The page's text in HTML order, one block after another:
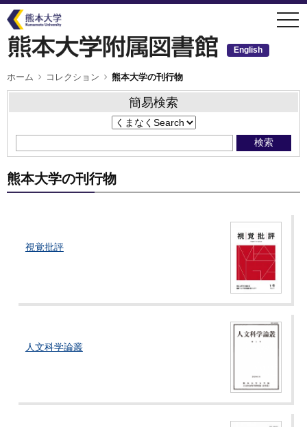
イ
コ
テ
ツ
移
English
パ
ン
く
ホーム コレクション 熊本大学の刊行物
簡易検索
熊本大学の刊行物
視覚批評
人文科学論叢